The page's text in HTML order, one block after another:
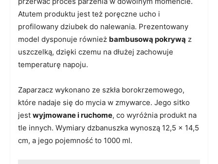
Atutem produktu jest też poręczne ucho i
profilowany dziubek do nalewania. Prezentowany
model dysponuje również bambusową pokrywą z
uszczelką, dzięki czemu na dłużej zachowuje
temperaturę napoju.
Zaparzacz wykonano ze szkła borokrzemowego,
które nadaje się do mycia w zmywarce. Jego sitko
jest wyjmowane i ruchome, co wyróżnia produkt na
tle innych. Wymiary dzbanuszka wynoszą 12,5 x 14,5
cm, a jego pojemność to 1000 ml.